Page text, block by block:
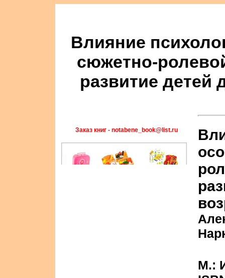
Влияние
сюжетно-
развитие детей
Заказ книг - notabene_book@list.ru
М.: